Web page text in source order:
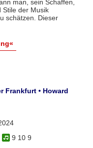
man, sein Schaffen,
Stile der Musik
schätzen. Dieser
Frankfurt • Howard
9 10 9